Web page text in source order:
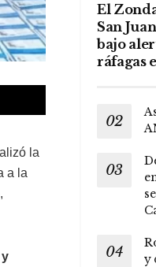
la
a la
,
El
San
bajo
ráfagas
y